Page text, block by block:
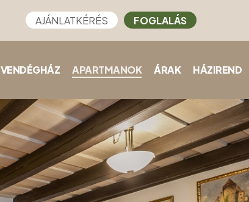
AJÁNLATKÉRÉS FOGLALÁS
VENDÉGHÁZ APARTMANOK ÁRAK HÁZIREND